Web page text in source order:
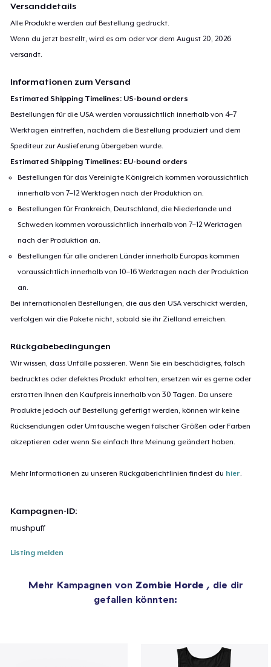
Versanddetails
Alle Produkte werden auf Bestellung gedruckt.
Wenn du jetzt bestellt, wird es am oder vor demAugust 20, 2026
versandt.
Informationen zum Versand
Estimated Shipping Timelines: US-bound orders
Bestellungen für die USA werden voraussichtlich innerhalb von 4–7
Werktagen eintreffen, nachdem die Bestellung produziert und dem
Spediteur zur Auslieferung übergeben wurde.
Estimated Shipping Timelines: EU-bound orders
Bestellungen für das Vereinigte Königreich kommen voraussichtlich
innerhalb von 7–12 Werktagen nach der Produktion an.
Bestellungen für Frankreich, Deutschland, die Niederlande und
Schweden kommen voraussichtlich innerhalb von 7–12 Werktagen
nach der Produktion an.
Bestellungen für alle anderen Länder innerhalb Europas kommen
voraussichtlich innerhalb von 10–16 Werktagen nach der Produktion
an.
Bei internationalen Bestellungen, die aus den USA verschickt werden,
verfolgen wir die Pakete nicht, sobald sie ihr Zielland erreichen.
Rückgabebedingungen
Wir wissen, dass Unfälle passieren. Wenn Sie ein beschädigtes, falsch
bedrucktes oder defektes Produkt erhalten, ersetzen wir es gerne oder
erstatten Ihnen den Kaufpreis innerhalb von 30 Tagen. Da unsere
Produkte jedoch auf Bestellung gefertigt werden, können wir keine
Rücksendungen oder Umtausche wegen falscher Größen oder Farben
akzeptieren oder wenn Sie einfach Ihre Meinung geändert haben.
Mehr Informationen zu unseren Rückgaberichtlinien findest du hier
Kampagnen-ID:
mushpuff
Listing melden
Mehr Kampagnen von Zombie Horde , die dir
gefallen könnten: